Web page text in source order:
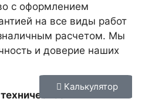
с оформлением
на все виды работ
расчетом. Мы
и доверие наших
Калькулятор